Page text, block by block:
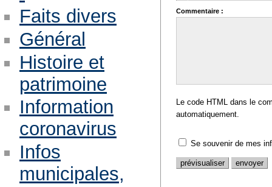
Commentaire :
Le code HTML dans le
automatiquement.
Se souvenir de mes
Faits divers
Général
Histoire et
patrimoine
Information
coronavirus
Infos
municipales,